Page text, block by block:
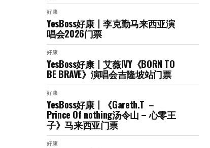
好康
YesBoss好康丨李克勤马来西亚演
唱会2026门票
好康
YesBoss好康丨艾薇IVY《BORN TO
BE BRAVE》演唱会吉隆坡站门票
好康
YesBoss好康丨《Gareth.T －
Prince Of nothing汤令山 – 心零王
子》马来西亚门票
好康